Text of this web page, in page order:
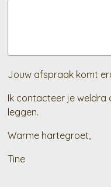
Jouw afspraak komt
Ik contacteer je weldra
leggen.
Warme hartegroet,
Tine